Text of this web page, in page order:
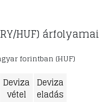
HUF) árfolyamai
forintban (HUF)
Deviza
vétel
Deviza
eladás